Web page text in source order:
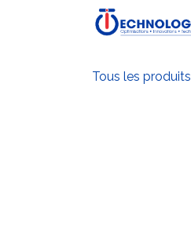
Se rendre au contenu
Tous les produits